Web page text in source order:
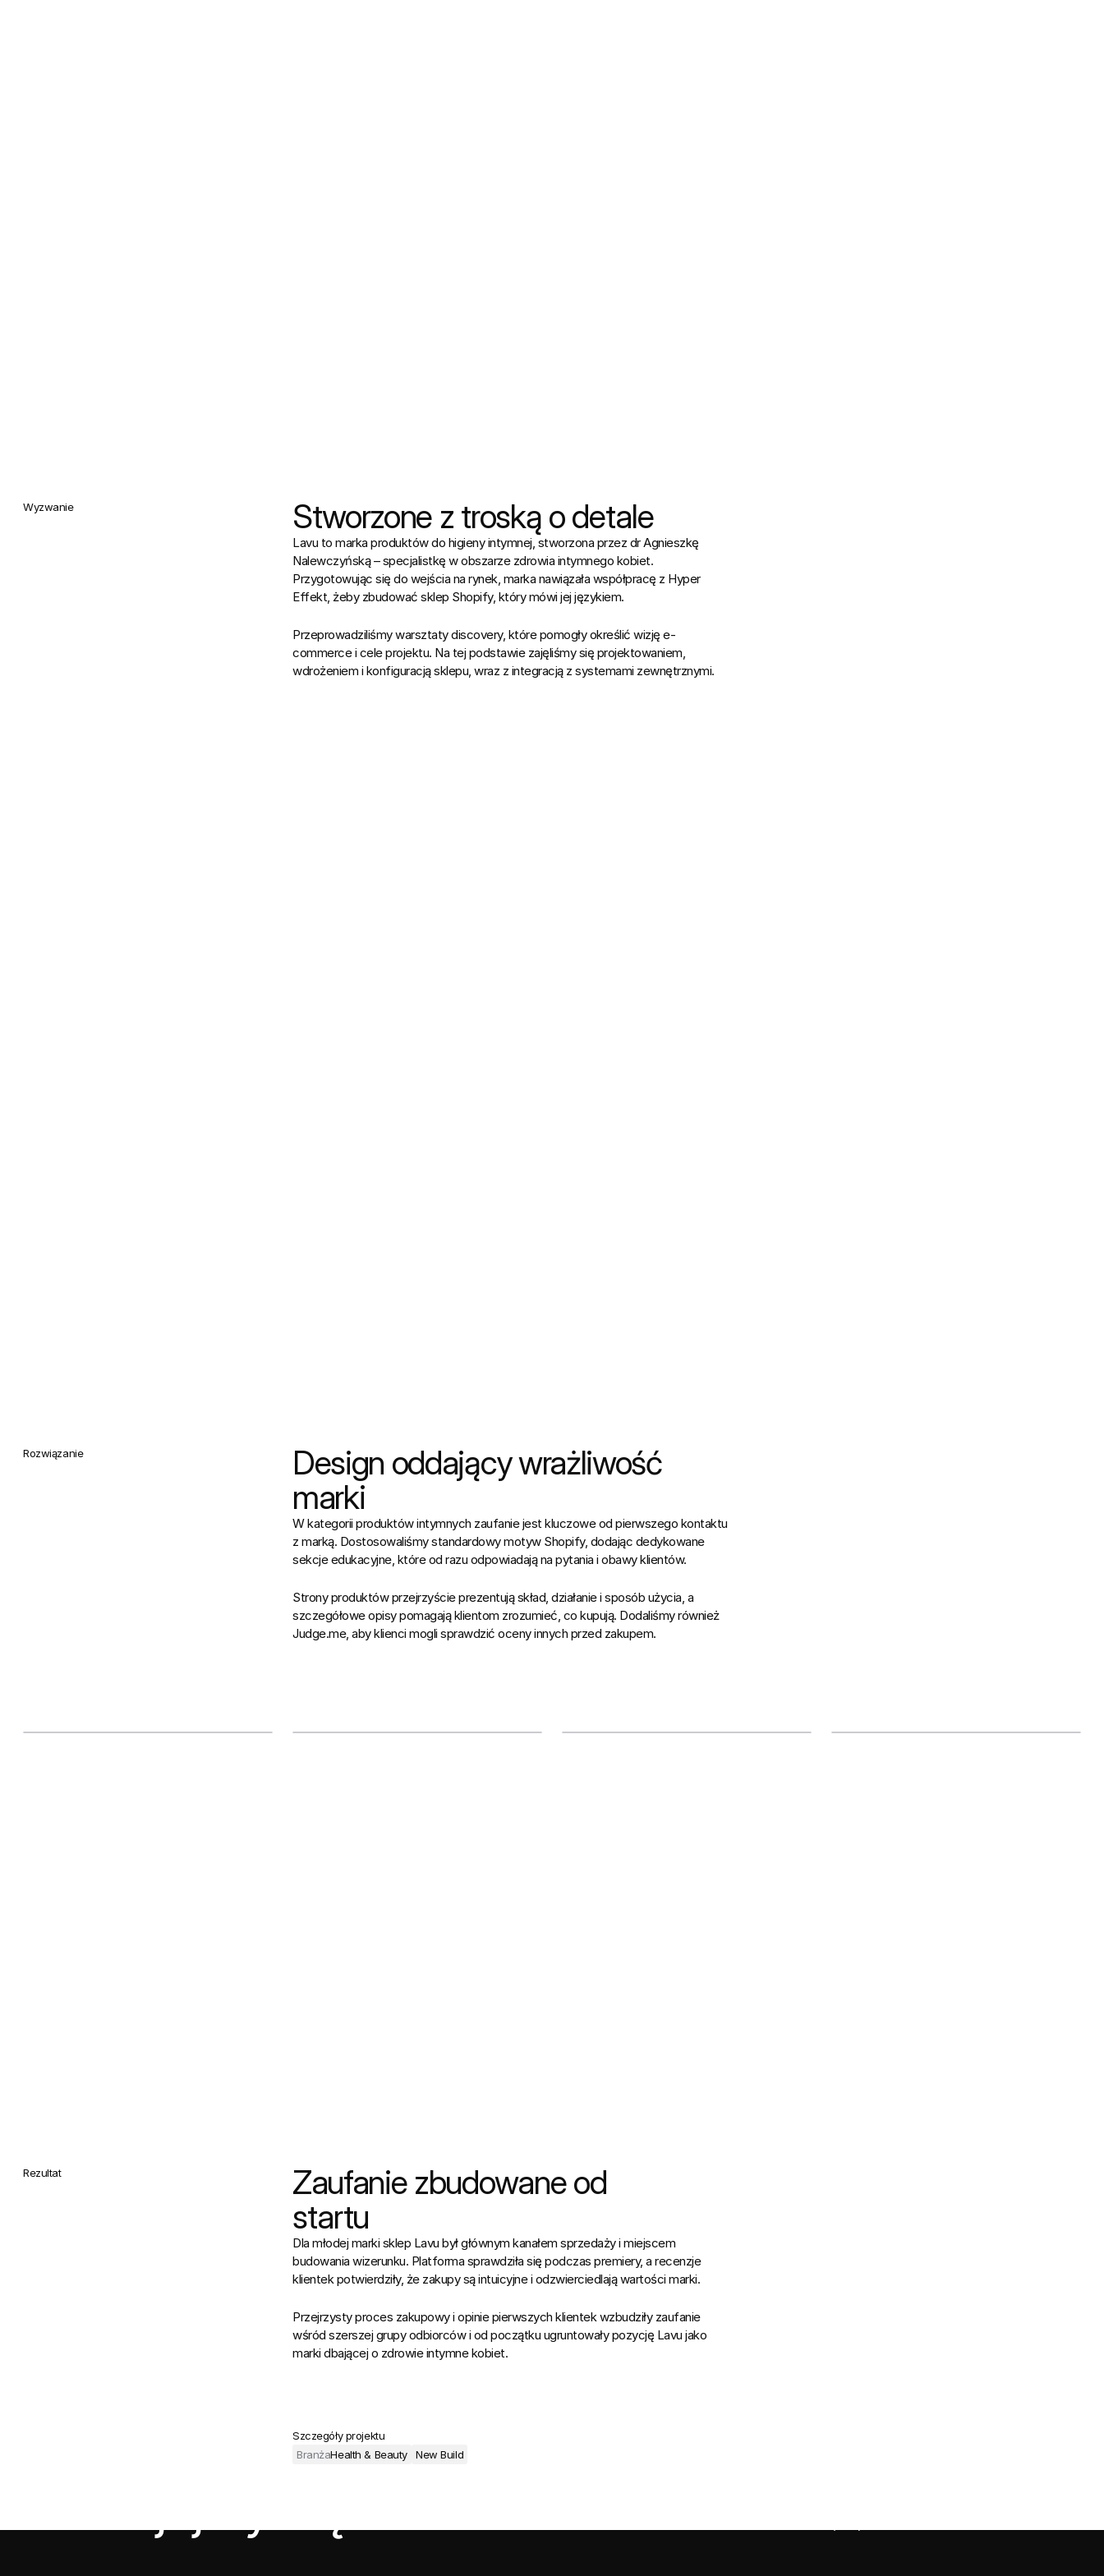
Wyzwanie Stworzone z troską o detale
Lavu to marka produktów do higieny intymnej, stworzona przez dr Agnieszkę
Nalewczyńską – specjalistkę w obszarze zdrowia intymnego kobiet.
Przygotowując się do wejścia na rynek, marka nawiązała współpracę z Hyper
Effekt, żeby zbudować sklep Shopify, który mówi jej językiem.
Przeprowadziliśmy warsztaty discovery, które pomogły określić wizję e-
commerce i cele projektu. Na tej podstawie zajęliśmy się projektowaniem,
wdrożeniem i konfiguracją sklepu, wraz z integracją z systemami zewnętrznymi.
Rozwiązanie
Design oddający wrażliwość
marki
W kategorii produktów intymnych zaufanie jest kluczowe od pierwszego kontaktu
z marką. Dostosowaliśmy standardowy motyw Shopify, dodając dedykowane
sekcje edukacyjne, które od razu odpowiadają na pytania i obawy klientów.
Strony produktów przejrzyście prezentują skład, działanie i sposób użycia, a
szczegółowe opisy pomagają klientom zrozumieć, co kupują. Dodaliśmy również
Judge.me, aby klienci mogli sprawdzić oceny innych przed zakupem.
Rezultat
Zaufanie zbudowane od
startu
Dla młodej marki sklep Lavu był głównym kanałem sprzedaży i miejscem
budowania wizerunku. Platforma sprawdziła się podczas premiery, a recenzje
klientek potwierdziły, że zakupy są intuicyjne i odzwierciedlają wartości marki.
Przejrzysty proces zakupowy i opinie pierwszych klientek wzbudziły zaufanie
wśród szerszej grupy odbiorców i od początku ugruntowały pozycję Lavu jako
marki dbającej o zdrowie intymne kobiet.
Szczegóły projektu
BranżaHealth & Beauty New Build